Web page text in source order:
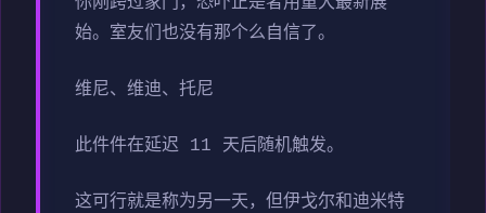
始。室友们也没有那个么自信了。
维尼、维迪、托尼
此件件在延迟 11 天后随机触发。
这可行就是称为另一天，但伊戈尔和迪米特